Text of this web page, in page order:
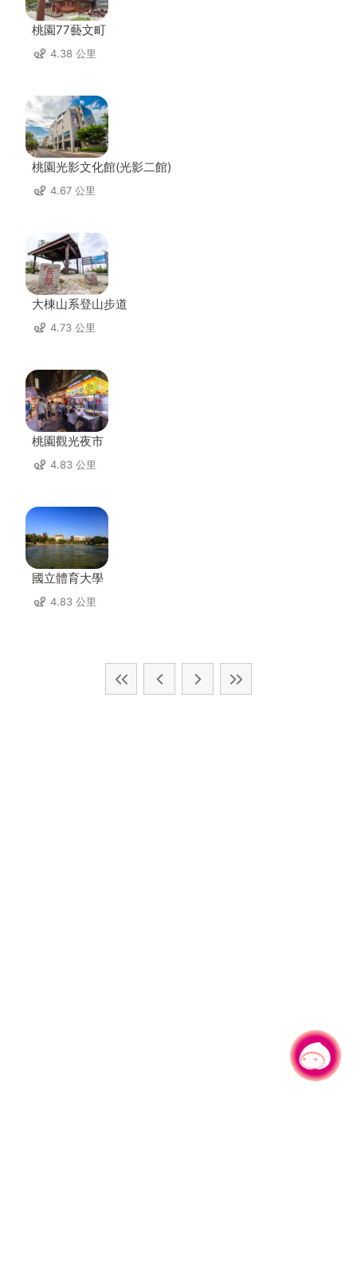
桃園77藝文町
4.38 公里
桃園光影文化館(光影二館)
4.67 公里
大棟山系登山步道
4.73 公里
桃園觀光夜市
4.83 公里
國立體育大學
4.83 公里